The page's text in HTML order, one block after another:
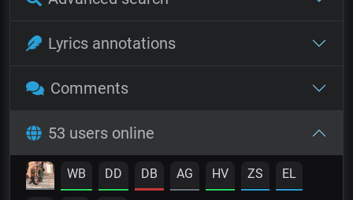
Lyrics annotations
Comments
53 users online
WB DD DB AG HV ZS EL